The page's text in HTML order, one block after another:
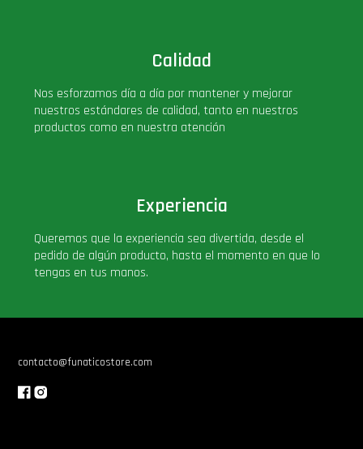
Calidad
Nos esforzamos día a día por mantener y mejorar
nuestros estándares de calidad, tanto en nuestros
productos como en nuestra atención
Experiencia
Queremos que la experiencia sea divertida, desde el
pedido de algún producto, hasta el momento en que lo
tengas en tus manos.
contacto@funaticostore.com